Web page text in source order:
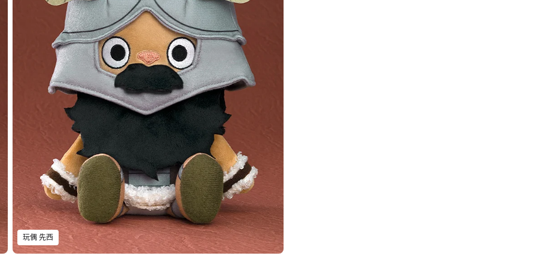
玩偶 先西